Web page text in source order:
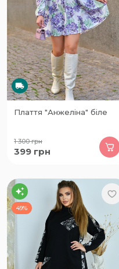
Плаття "Анжеліна" біле
1 300грн
399 грн
49%